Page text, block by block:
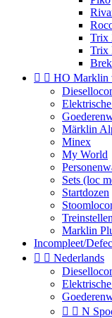
Trix
Trix
  HO Marklin
Märklin
Minex
My World
Sets (loc
Startdozen
Treinstellen
Marklin
Incompleet/
  Nederlands
  N